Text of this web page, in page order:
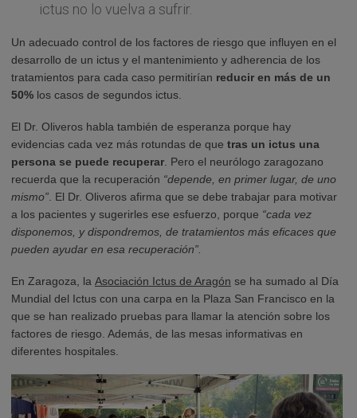
ictus no lo vuelva a sufrir.
Un adecuado control de los factores de riesgo que influyen en el
desarrollo de un ictus y el mantenimiento y adherencia de los
tratamientos para cada caso permitirían reducir en más de un
50% los casos de segundos ictus.
El Dr. Oliveros habla también de esperanza porque hay
evidencias cada vez más rotundas de que tras un ictus una
persona se puede recuperar. Pero el neurólogo zaragozano
recuerda que la recuperación “depende, en primer lugar, de uno
mismo”. El Dr. Oliveros afirma que se debe trabajar para motivar
a los pacientes y sugerirles ese esfuerzo, porque “cada vez
disponemos, y dispondremos, de tratamientos más eficaces que
pueden ayudar en esa recuperación”.
En Zaragoza, la Asociación Ictus de Aragón se ha sumado al Día
Mundial del Ictus con una carpa en la Plaza San Francisco en la
que se han realizado pruebas para llamar la atención sobre los
factores de riesgo. Además, de las mesas informativas en
diferentes hospitales.